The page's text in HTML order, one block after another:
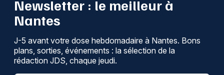
Newsletter : le meilleur à
Nantes
J-5 avant votre dose hebdomadaire à Nantes. Bons
plans, sorties, événements : la sélection de la
rédaction JDS, chaque jeudi.